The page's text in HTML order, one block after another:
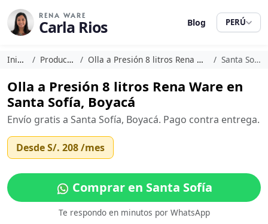
RENA WARE
Carla Rios Blog PERÚ
Inicio Productos Olla a Presión 8 litros Rena Ware Santa Sofía
Olla a Presión 8 litros Rena Ware en
Santa Sofía, Boyacá
Envío gratis a Santa Sofía, Boyacá. Pago contra entrega.
DesdeS/. 208/mes
Comprar en Santa Sofía
Te respondo en minutos por WhatsApp